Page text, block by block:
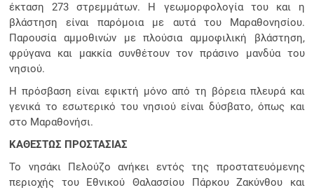
έκταση 273 στρεμμάτων. Η γεωμορφολογία του και η
βλάστηση είναι παρόμοια με αυτά του Μαραθονησίου.
Παρουσία αμμοθινών με πλούσια αμμοφιλική βλάστηση,
φρύγανα και μακκία συνθέτουν τον πράσινο μανδύα του
νησιού.
Η πρόσβαση είναι εφικτή μόνο από τη βόρεια πλευρά και
γενικά το εσωτερικό του νησιού είναι δύσβατο, όπως και
στο Μαραθονήσι.
ΚΑΘΕΣΤΩΣ ΠΡΟΣΤΑΣΙΑΣ
Το νησάκι Πελούζο ανήκει εντός της προστατευόμενης
περιοχής του Εθνικού Θαλασσίου Πάρκου Ζακύνθου και